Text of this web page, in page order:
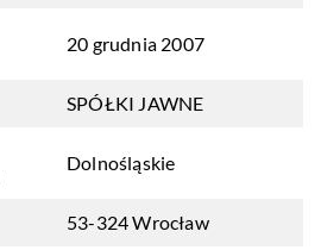
20 grudnia 2007
SPÓŁKI JAWNE
Dolnośląskie
53-324 Wrocław